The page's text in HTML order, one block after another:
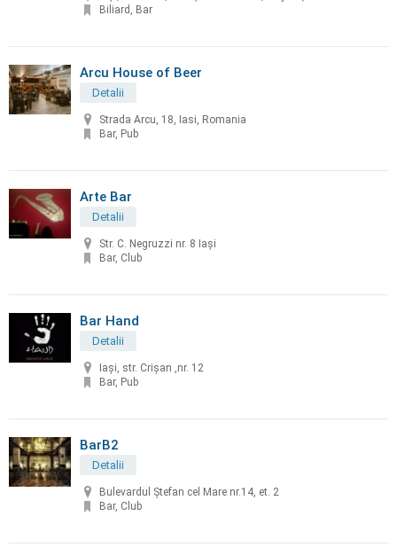
Biliard, Bar
Arcu House of Beer
Detalii
Strada Arcu, 18, Iasi, Romania
Bar, Pub
Arte Bar
Detalii
Str. C. Negruzzi nr. 8 Iași
Bar, Club
Bar Hand
Detalii
Iaşi, str. Crișan ,nr. 12
Bar, Pub
BarB2
Detalii
Bulevardul Ștefan cel Mare nr.14, et. 2
Bar, Club